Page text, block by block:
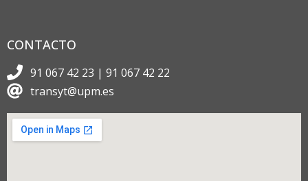
CONTACTO
91 067 42 23 | 91 067 42 22
transyt@upm.es